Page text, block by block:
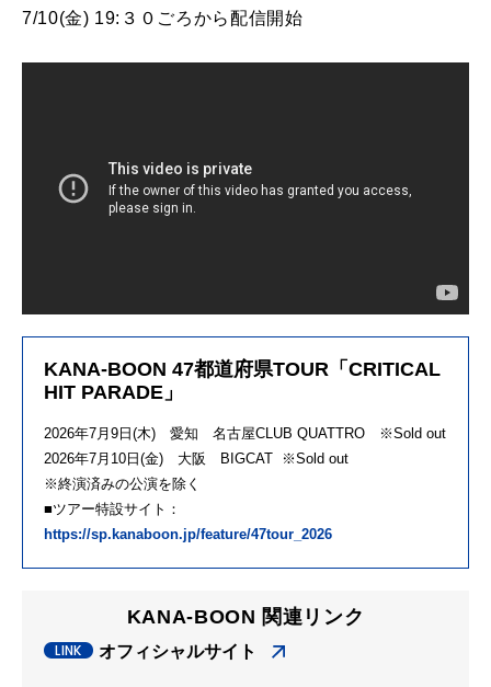
7/10(金) 19:３０ごろから配信開始
KANA-BOON 47都道府県TOUR「CRITICAL
HIT PARADE」
2026年7月9日(木) 愛知 名古屋CLUB QUATTRO ※Sold out
2026年7月10日(金) 大阪 BIGCAT ※Sold out
※終演済みの公演を除く
■ツアー特設サイト：
https://sp.kanaboon.jp/feature/47tour_2026
KANA-BOON 関連リンク
オフィシャルサイト